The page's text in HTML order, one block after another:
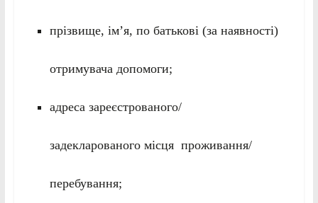
прізвище, ім’я, по батькові (за наявності)
отримувача допомоги;
адреса зареєстрованого/
задекларованого місця проживання/
перебування;